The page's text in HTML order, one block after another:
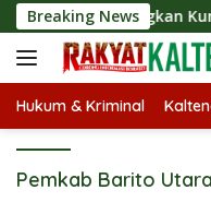
Langsung
ke
konten
Breaking NewsKunjungan
Hukum & Kriminal
Pemkab Barito Utara